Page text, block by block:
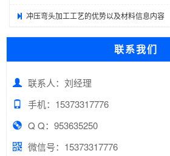
冲压弯头加工工艺的优势以及材料信息内容
联系我们
联系人：刘经理
手机：15373317776
Q Q：953635250
微信号：15373317776